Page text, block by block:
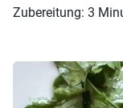
Zubereitung: 3